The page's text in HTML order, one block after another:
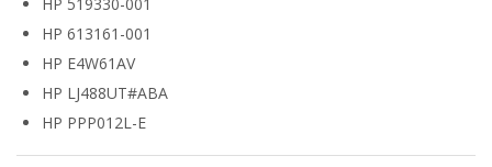
HP 613161-001
HP E4W61AV
HP LJ488UT#ABA
HP PPP012L-E